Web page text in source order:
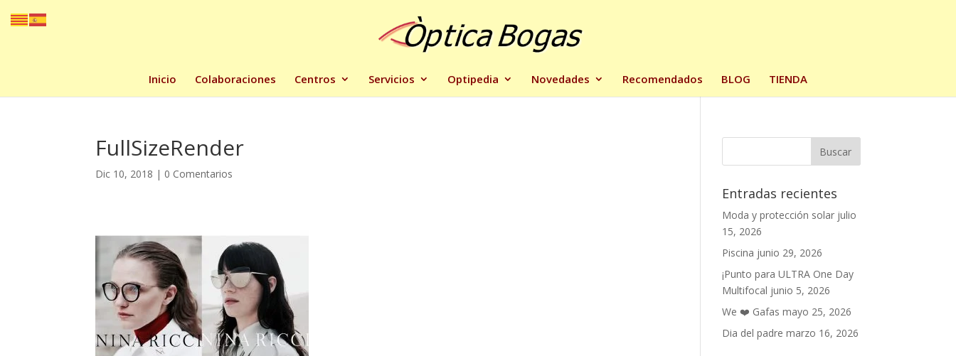
Inicio Colaboraciones Centros Servicios Optipedia Novedades Recomendados BLOG TIENDA
FullSizeRender
Dic 10, 2018 | 0 Comentarios
Entradas recientes
Moda y protección solar julio
15, 2026
Piscina junio 29, 2026
¡Punto para ULTRA One Day
Multifocal junio 5, 2026
We ❤️ Gafas mayo 25, 2026
Dia del padre marzo 16, 2026